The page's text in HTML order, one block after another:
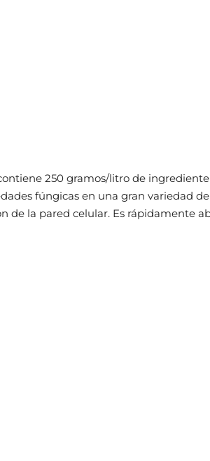
250 gramos/litro de
fúngicas en una gran variedad
de la pared celular. Es rápidamente